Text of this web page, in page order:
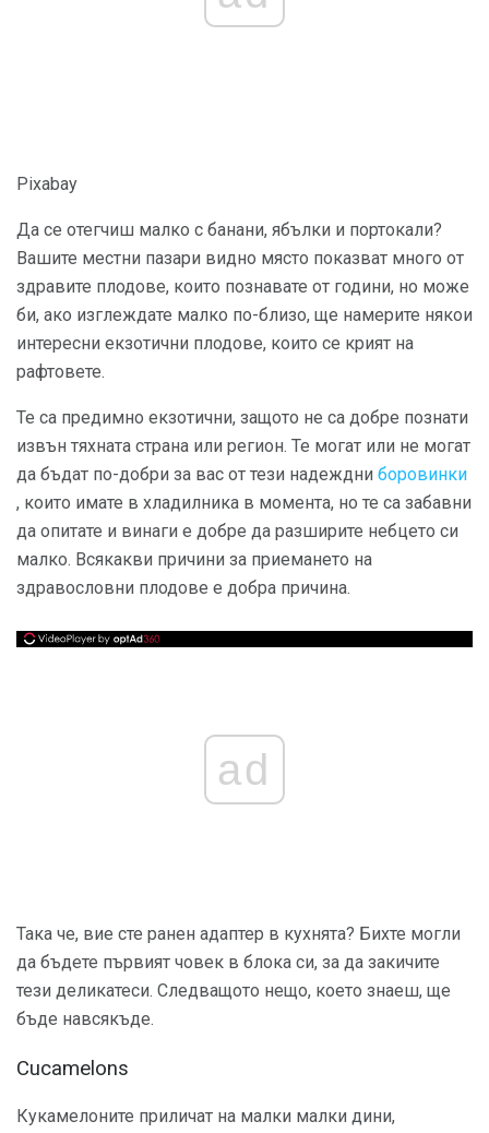
Pixabay
Да се ​​отегчиш малко с банани, ябълки и портокали?
Вашите местни пазари видно място показват много от
здравите плодове, които познавате от години, но може
би, ако изглеждате малко по-близо, ще намерите някои
интересни екзотични плодове, които се крият на
рафтовете.
Те са предимно екзотични, защото не са добре познати
извън тяхната страна или регион. Те могат или не могат
да бъдат по-добри за вас от тези надеждни боровинки
, които имате в хладилника в момента, но те са забавни
да опитате и винаги е добре да разширите небцето си
малко. Всякакви причини за приемането на
здравословни плодове е добра причина.
ad
Така че, вие сте ранен адаптер в кухнята? Бихте могли
да бъдете първият човек в блока си, за да закичите
тези деликатеси. Следващото нещо, което знаеш, ще
бъде навсякъде.
Cucamelons
Кукамелоните приличат на малки малки дини,